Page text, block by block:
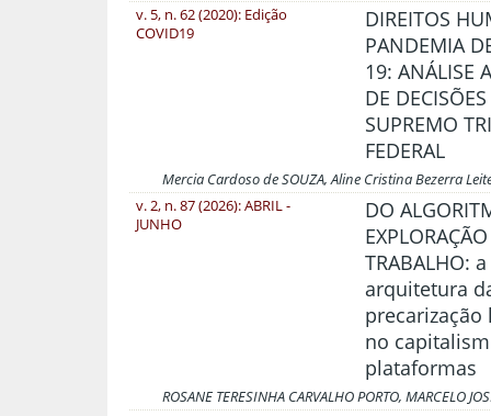
v. 5, n. 62 (2020): Edição
COVID19
DIREITOS
PANDEMIA
19: ANÁLISE
DE
SUPREMO
FEDERAL
Mercia Cardoso de SOUZA, Aline Cristina Bezerra
v. 2, n. 87 (2026): ABRIL -
JUNHO
DO
TRABALHO:
arquitetura
precarização
no
plataformas
ROSANE TERESINHA CARVALHO PORTO, MARCELO